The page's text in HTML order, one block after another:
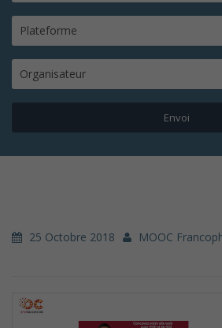
Plateforme
Organisateur
25 Octobre 2018
MOOC